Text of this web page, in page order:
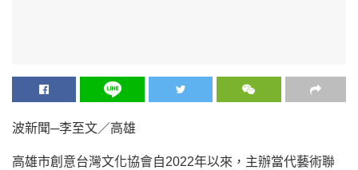
波新聞─李至文／高雄
高雄市創意台灣文化協會自2022年以來，主辦當代藝術聯